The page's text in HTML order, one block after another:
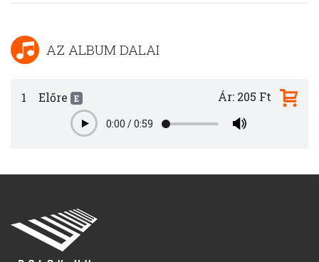
AZ ALBUM DALAI
1 Előre E
Play0:00 /0:59
Ár: 205 Ft